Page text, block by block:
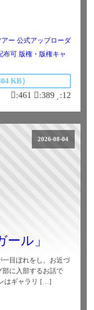
ー 公式アップローダ
布可 版権・版権キャ
KB）
:461 :389 :12
2026-08-04
ール」
目ぼれをし、お近づ
部に入部するお話で
はギャラリ […]